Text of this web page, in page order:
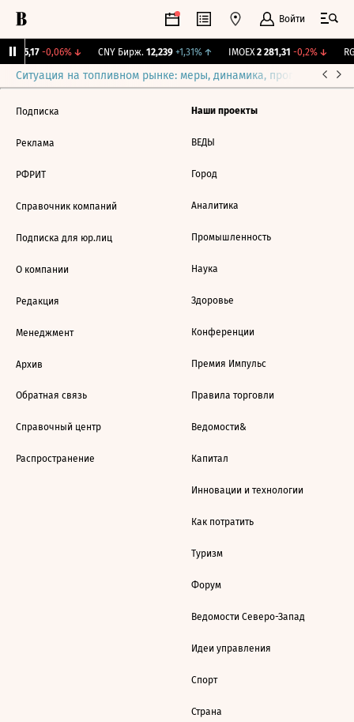
Войти
115,17 -0,06%↓ CNY Бирж. 12,239 +1,31%↑ IMOEX 2 281,31 -0,2%↓
Ситуация на топливном рынке: меры, динамика, прогнозы
Подписка
Реклама
РФРИТ
Справочник компаний
Подписка для юр.лиц
О компании
Редакция
Менеджмент
Архив
Обратная связь
Справочный центр
Распространение
Наши проекты
ВЕДЫ
Город
Аналитика
Промышленность
Наука
Здоровье
Конференции
Премия Импульс
Правила торговли
Ведомости&
Капитал
Инновации и технологии
Как потратить
Туризм
Форум
Ведомости Северо-Запад
Идеи управления
Спорт
Страна